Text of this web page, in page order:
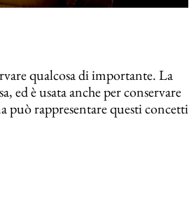
qualcosa di importante. La
ed è usata anche per conservare
può rappresentare questi concetti